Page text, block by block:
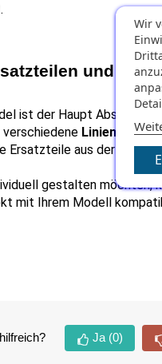
und
ist der Haupt
Linien
Ersatzteile aus der
gestalten möchten,
mit Ihrem Modell
Ja (0)
Wir